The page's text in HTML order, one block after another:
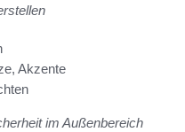
Akzente
im Außenbereich